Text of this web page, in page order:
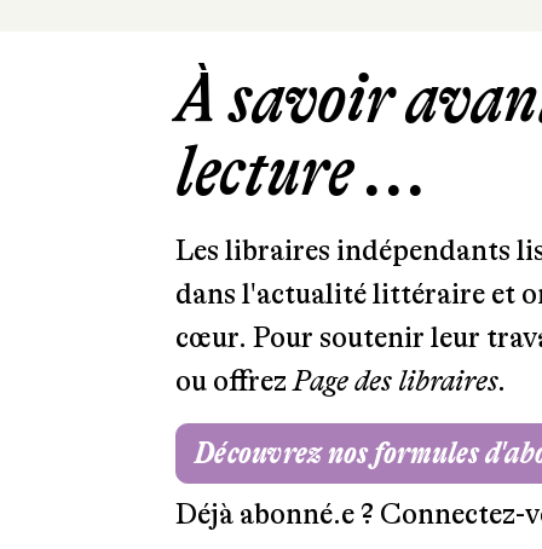
À savoir
lecture ...
Les libraires indépendants
dans l'actualité littéraire et
cœur. Pour soutenir leur
ou offrezPage des libraires.
Découvrez nos formules
Déjà abonné.e ? Connectez-